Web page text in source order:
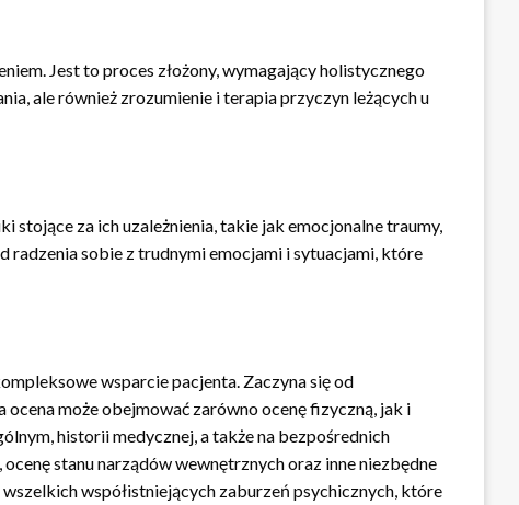
Jest to proces złożony, wymagający holistycznego
ale również zrozumienie i terapia przyczyn leżących u
stojące za ich uzależnienia, takie jak emocjonalne traumy,
radzenia sobie z trudnymi emocjami i sytuacjami, które
wsparcie pacjenta. Zaczyna się od
może obejmować zarówno ocenę fizyczną, jak i
historii medycznej, a także na bezpośrednich
stanu narządów wewnętrznych oraz inne niezbędne
współistniejących zaburzeń psychicznych, które